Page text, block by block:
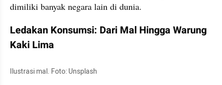
dimiliki banyak negara lain di dunia.
Ledakan Konsumsi: Dari Mal Hingga Warung
Kaki Lima
Ilustrasi mal. Foto: Unsplash